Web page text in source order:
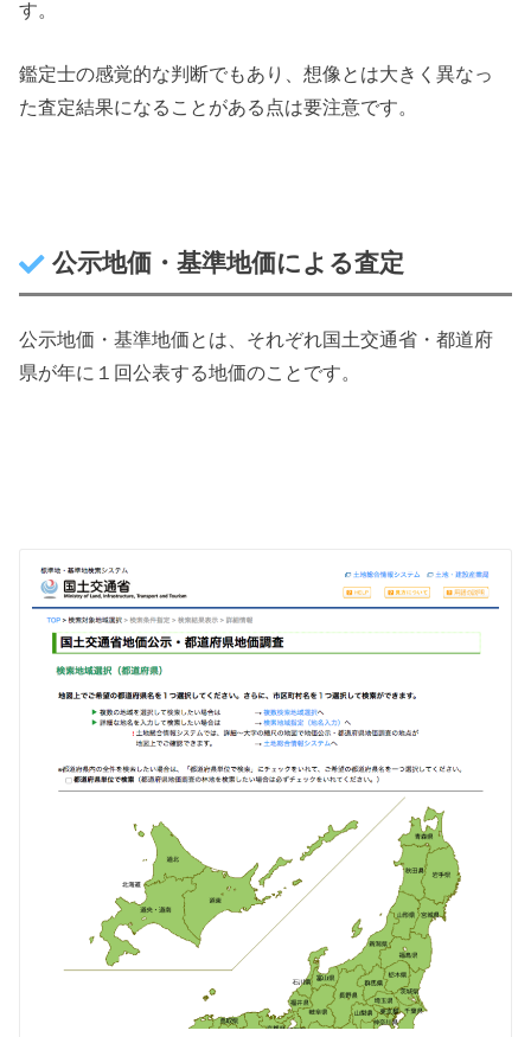
す。
鑑定士の感覚的な判断でもあり、想像とは大きく異なっ
た査定結果になることがある点は要注意です。
公示地価・基準地価による査定
公示地価・基準地価とは、それぞれ国土交通省・都道府
県が年に１回公表する地価のことです。